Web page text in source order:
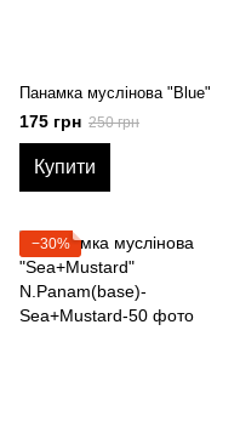
Панамка муслінова "Blue"
175 грн 250 грн
Купити
−30%